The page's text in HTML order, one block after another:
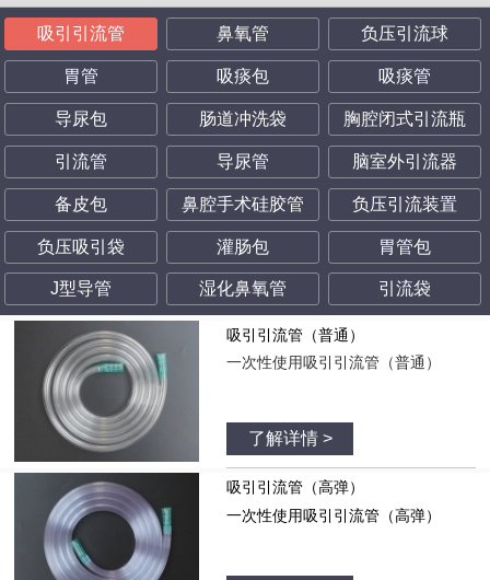
吸引引流管 鼻氧管 负压引流球
胃管 吸痰包 吸痰管
导尿包 肠道冲洗袋 胸腔闭式引流瓶
引流管 导尿管 脑室外引流器
备皮包 鼻腔手术硅胶管 负压引流装置
负压吸引袋 灌肠包 胃管包
J型导管 湿化鼻氧管 引流袋
吸引引流管（普通）
一次性使用吸引引流管（普通）
了解详情 >
吸引引流管（高弹）
一次性使用吸引引流管（高弹）